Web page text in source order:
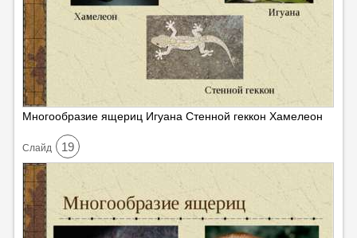
Многообразие ящериц Игуана Стенной геккон Хамелеон
Cлайд 19